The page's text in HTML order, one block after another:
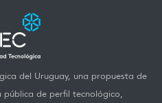
del Uruguay, una propuesta de
de perfil tecnológico,